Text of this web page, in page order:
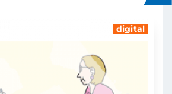
digital